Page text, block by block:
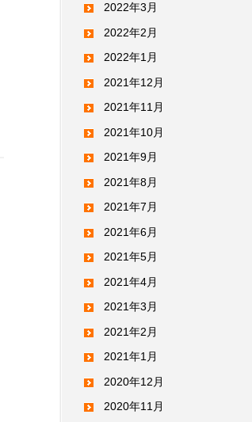
2022年3月
2022年2月
2022年1月
2021年12月
2021年11月
2021年10月
2021年9月
2021年8月
2021年7月
2021年6月
2021年5月
2021年4月
2021年3月
2021年2月
2021年1月
2020年12月
2020年11月